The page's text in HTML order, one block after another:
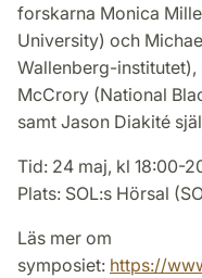
forskarna Monica
University) och
Wallenberg-
McCrory (National
samt Jason Diakité
Tid: 24 maj, kl 18:00-
Plats: SOL:s Hörsal
Läs mer om
symposiet: https://